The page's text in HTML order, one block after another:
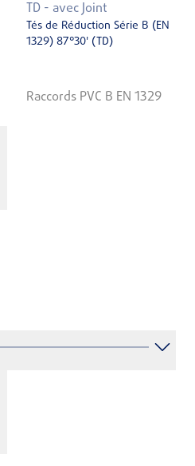
TD - avec Joint
Tés de Réduction Série B (EN
1329) 87°30' (TD)
Raccords PVC B EN 1329